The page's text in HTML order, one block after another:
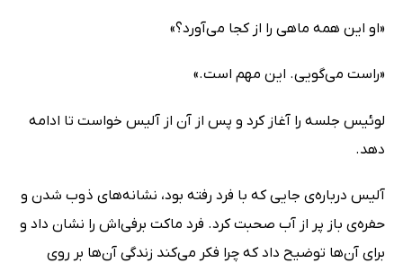
«او این همه ماهی را از کجا می‌آورد؟»
«راست می‌گویی. این مهم است.»
لوئیس جلسه را آغاز کرد و پس از آن از آلیس خواست تا ادامه
دهد.
آلیس درباره‌ی جایی که با فرد رفته بود، نشانه‌های ذوب شدن و
حفره‌ی باز پر از آب صحبت کرد. فرد ماکت برفی‌اش را نشان داد و
برای آن‌ها توضیح داد که چرا فکر می‌کند زندگی آن‌ها بر روی